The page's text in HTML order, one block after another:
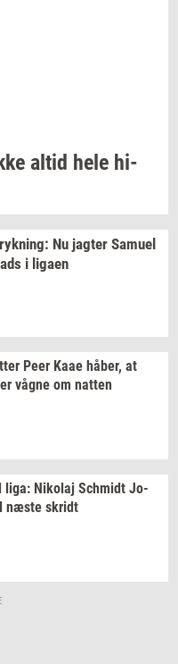
altid hele hi­
Nu jag­ter Samu­el
i liga­en
Peer Kaae håber, at
vågne om nat­ten
liga: Ni­ko­laj Sch­midt Jo­
næste skridt